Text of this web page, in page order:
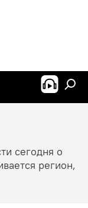
сегодня о
регион,